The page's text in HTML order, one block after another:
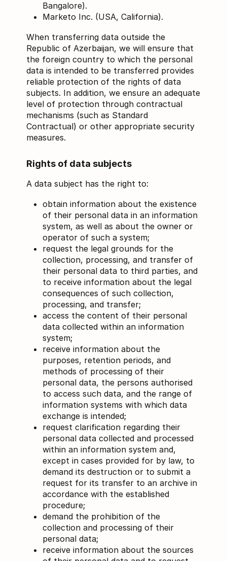
Bangalore).
Marketo Inc. (USA, California).
When transferring data outside the
Republic of Azerbaijan, we will ensure that
the foreign country to which the personal
data is intended to be transferred provides
reliable protection of the rights of data
subjects. In addition, we ensure an adequate
level of protection through contractual
mechanisms (such as Standard
Contractual) or other appropriate security
measures.
Rights of data subjects
A data subject has the right to:
obtain information about the existence
of their personal data in an information
system, as well as about the owner or
operator of such a system;
request the legal grounds for the
collection, processing, and transfer of
their personal data to third parties, and
to receive information about the legal
consequences of such collection,
processing, and transfer;
access the content of their personal
data collected within an information
system;
receive information about the
purposes, retention periods, and
methods of processing of their
personal data, the persons authorised
to access such data, and the range of
information systems with which data
exchange is intended;
request clarification regarding their
personal data collected and processed
within an information system and,
except in cases provided for by law, to
demand its destruction or to submit a
request for its transfer to an archive in
accordance with the established
procedure;
demand the prohibition of the
collection and processing of their
personal data;
receive information about the sources